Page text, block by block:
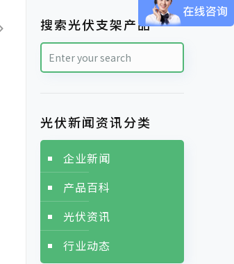
搜索光伏支架产品
光伏新闻资讯分类
企业新闻
产品百科
光伏资讯
行业动态